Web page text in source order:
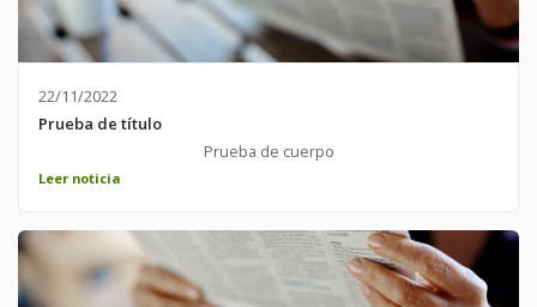
22/11/2022
Prueba de título
Prueba de cuerpo
Leer noticia